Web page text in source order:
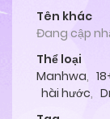
Tên khác
Đang cập
Thể loại
Manhwa,
hài hước,